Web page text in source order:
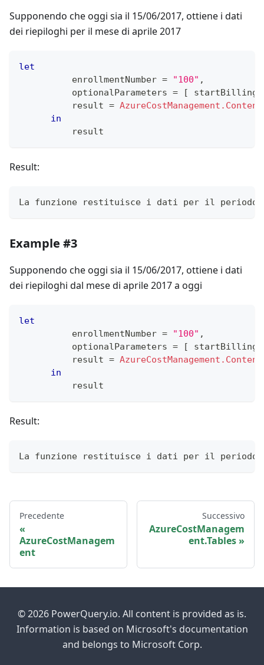
Supponendo che oggi sia il 15/06/2017, ottiene i dati
dei riepiloghi per il mese di aprile 2017
let
          enrollmentNumber
= "100" ,
          optionalParameters
= [
          result
=
in
          result
Result:
La funzione restituisce i dati per il
Example #3
Supponendo che oggi sia il 15/06/2017, ottiene i dati
dei riepiloghi dal mese di aprile 2017 a oggi
let
          enrollmentNumber
= "100" ,
          optionalParameters
= [
          result
=
in
          result
Result:
La funzione restituisce i dati per il
Precedente
AzureCostManagem
ent
Successivo
AzureCostManagem
ent.Tables
© 2026 PowerQuery.io. All content is provided as is.
Information is based on Microsoft's documentation
and belongs to Microsoft Corp.